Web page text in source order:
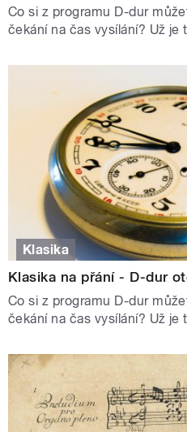
Co si z programu D-dur
čekání na čas vysílání? Už je
Klasika
Klasika na přání - D-dur
Co si z programu D-dur
čekání na čas vysílání? Už je